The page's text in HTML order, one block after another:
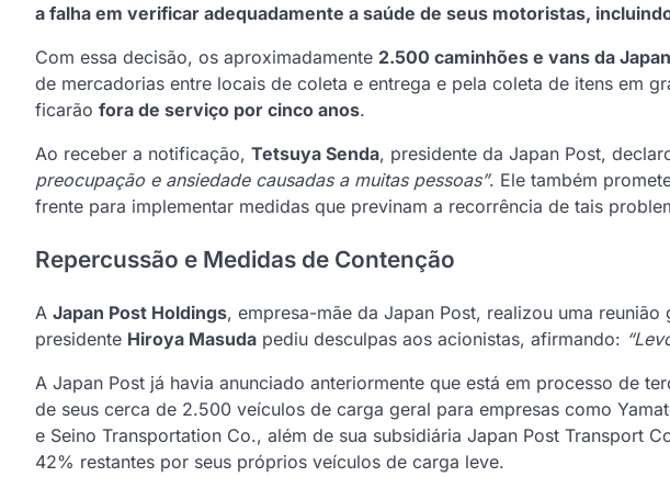
a falha em verificar adequadamente a saúde de seus motoristas,
Com essa decisão, os aproximadamente 2.500 caminhões e vans da
de mercadorias entre locais de coleta e entrega e pela coleta de itens em
ficarão fora de serviço por cinco anos.
Ao receber a notificação, Tetsuya Senda, presidente da Japan Post,
preocupação e ansiedade causadas a muitas pessoas”. Ele também
frente para implementar medidas que previnam a recorrência de tais
Repercussão e Medidas de Contenção
A Japan Post Holdings, empresa-mãe da Japan Post, realizou uma
presidente Hiroya Masuda pediu desculpas aos acionistas, afirmando:
A Japan Post já havia anunciado anteriormente que está em processo de
de seus cerca de 2.500 veículos de carga geral para empresas como
e Seino Transportation Co., além de sua subsidiária Japan Post Transport
42% restantes por seus próprios veículos de carga leve.